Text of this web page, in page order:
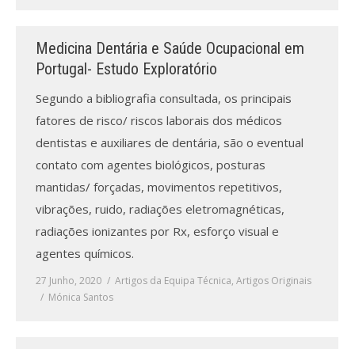
Medicina Dentária e Saúde Ocupacional em
Portugal- Estudo Exploratório
Segundo a bibliografia consultada, os principais
fatores de risco/ riscos laborais dos médicos
dentistas e auxiliares de dentária, são o eventual
contato com agentes biológicos, posturas
mantidas/ forçadas, movimentos repetitivos,
vibrações, ruido, radiações eletromagnéticas,
radiações ionizantes por Rx, esforço visual e
agentes químicos.
27 Junho, 2020 Artigos da Equipa Técnica, Artigos Originais
Mónica Santos